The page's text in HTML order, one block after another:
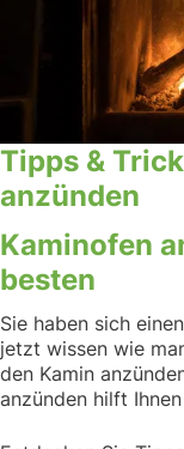
Tipps &
anzünden
Kaminofen
besten
Sie haben sich
jetzt wissen wie
den Kamin
anzünden hilft